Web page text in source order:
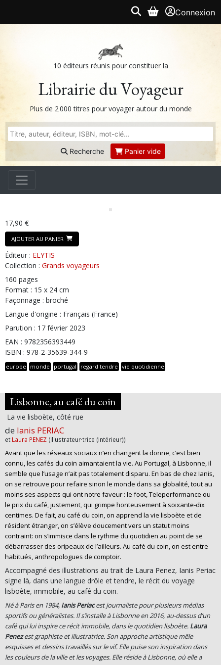
Connexion
10 éditeurs réunis pour constituer la
Librairie du Voyageur
Plus de 2 000 titres pour voyager autour du monde
Recherche Panier vide
17,90 €
AJOUTER AU PANIER
Éditeur : ELYTIS
Collection : Grands voyageurs
160 pages
Format : 15 x 24 cm
Façonnage : broché
Langue d'origine : Français (France)
Parution : 17 février 2023
EAN : 9782356393449
ISBN : 978-2-35639-344-9
europe monde portugal regard tendre vie quotidienne
Lisbonne, au café du coin
La vie lisboète, côté rue
de Ianis PERIAC
et Laura PENEZ (Illustrateur·trice (intérieur))
Avant que les réseaux sociaux n’en changent la donne, c’est bien
connu, les cafés du coin aimantaient la vie. Au Portugal, à Lisbonne, il
semble que l’usage n’ait pas totalement disparu. En bas de chez Ianis,
on se retrouve pour refaire sinon le monde dans sa globalité, tout au
moins ses aspects qui ont notre faveur : le foot, Teleperformance ou
le prix du café, justement, qui grimpe honteusement à soixante-dix
centimes. De fait, au café du coin, on apprend la vie lisboète et de
résident étranger, on s’élève doucement vers un statut moins
contraint: on s’immisce dans le rythme du quotidien au point de se
débarrasser des oripeaux de l’ailleurs. Au café du coin, on est entre
habitués, anthropologues de comptoir.
Accompagné des illustrations au trait de Laura Penez, Ianis Periac
signe là, dans une langue drôle et tendre, le récit du voyage
lisboète, immobile, au café du coin.
Né à Paris en 1984, Ianis Periacest journaliste pour plusieurs médias
sportifs ou généralistes. Il s’installe à Lisbonne en 2016, au-dessus d’un
café qui lui inspire ce récit immobile, dans le quotidien lisboète. Laura
Penezest graphiste et illustratrice. Son approche artistique mêle
esquisses et dessins travaillés sur le vif. Elle puise son inspiration dans
les couleurs de la ville et les voyages. Elle réside à Lisbonne, où elle a